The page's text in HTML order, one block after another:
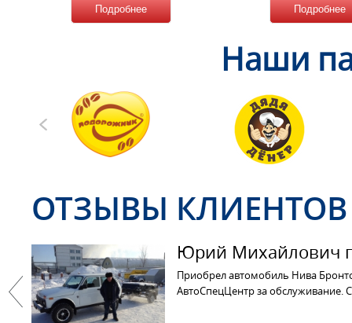
Подробнее Подробнее
Наши
ОТЗЫВЫ КЛИЕНТОВ
Юрий Михайлович
Приобрел автомобиль Нива
АвтоСпецЦентр за обслуживание.
Previous